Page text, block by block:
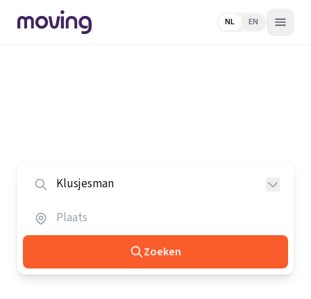
NL EN
Zoeken